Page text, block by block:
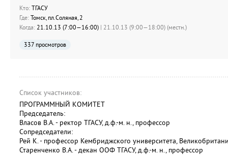
Кто: ТГАСУ
Где: Томск, пл.Соляная, 2
Когда: 21.10.13 (7:00—16:00) | 21.10.13 (9:00—18:00) (местн.)
337 просмотров
Список участников:
ПРОГРАММНЫЙ КОМИТЕТ
Председатель:
Власов В.А. - ректор ТГАСУ, д.ф.-м. н., профессор
Сопредседатели:
Рей К. - профессор Кембриджского университета,
Старенченко В.А. - декан ООФ ТГАСУ, д.ф.-м. н., профессор